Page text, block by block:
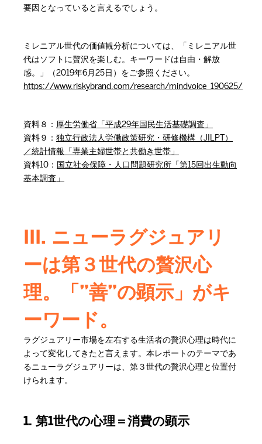
要因となっていると言えるでしょう。
ミレニアル世代の価値観分析については、「ミレニアル世
代はソフトに贅沢を楽しむ。キーワードは自由・解放
感。」（2019年6月25日）をご参照ください。
https://www.riskybrand.com/research/mindvoice_190625/
資料８： 厚生労働省「平成29年国民生活基礎調査」
資料９： 独立行政法人労働政策研究・研修機構（JILPT）
／統計情報「専業主婦世帯と共働き世帯」
資料10： 国立社会保障・人口問題研究所「第15回出生動向
基本調査」
III. ニューラグジュアリ
ーは第３世代の贅沢心
理。「”善”の顕示」がキ
ーワード。
ラグジュアリー市場を左右する生活者の贅沢心理は時代に
よって変化してきたと言えます。本レポートのテーマであ
るニューラグジュアリーは、第３世代の贅沢心理と位置付
けられます。
1. 第1世代の心理＝消費の顕示